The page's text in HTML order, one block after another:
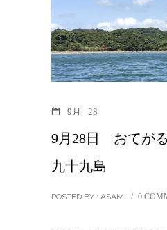
9月 28
9月28日 おてが
九十九島
POSTED BY : ASAMI / 0